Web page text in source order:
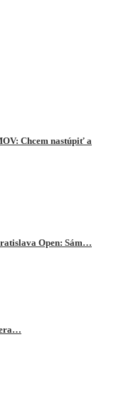
Chcem nastúpiť a
Open: Sám…